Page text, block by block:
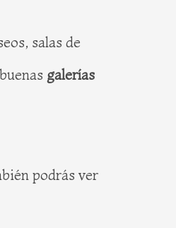
salas de
galerías
podrás ver